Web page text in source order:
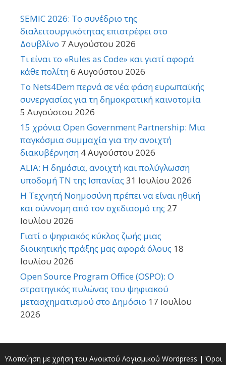
SEMIC 2026: Το συνέδριο της
διαλειτουργικότητας επιστρέφει στο
Δουβλίνο 7 Αυγούστου 2026
Τι είναι το «Rules as Code» και γιατί αφορά
κάθε πολίτη6 Αυγούστου 2026
Το Nets4Dem περνά σε νέα φάση ευρωπαϊκής
συνεργασίας για τη δημοκρατική καινοτομία
5 Αυγούστου 2026
15 χρόνια Open Government Partnership: Μια
παγκόσμια συμμαχία για την ανοιχτή
διακυβέρνηση 4 Αυγούστου 2026
ALIA: Η δημόσια, ανοιχτή και πολύγλωσση
υποδομή ΤΝ της Ισπανίας 31 Ιουλίου 2026
Η Τεχνητή Νοημοσύνη πρέπει να είναι ηθική
και σύννομη από τον σχεδιασμό της 27
Ιουλίου 2026
Γιατί ο ψηφιακός κύκλος ζωής μιας
διοικητικής πράξης μας αφορά όλους 18
Ιουλίου 2026
Open Source Program Office (OSPO): Ο
στρατηγικός πυλώνας του ψηφιακού
μετασχηματισμού στο Δημόσιο 17 Ιουλίου
2026
Υλοποίηση με χρήση του Ανοικτού Λογισμικού Wordpress | Όροι